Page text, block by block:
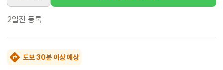
2일전 등록
도보 30분 이상 예상